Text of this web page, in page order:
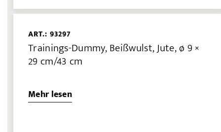
ART.: 93297
Trainings-Dummy, Beißwulst, Jute, ø 9 ×
29 cm/43 cm
Mehr lesen